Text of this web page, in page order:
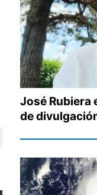
José Rubiera
de